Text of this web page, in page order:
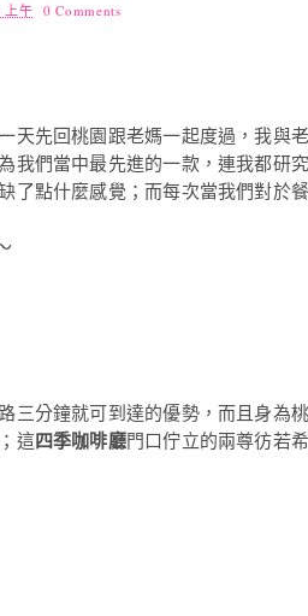
上午 0 Comments
天先回桃園跟老媽一起度過，我與
我們當中最先進的一款，連我都研
了點什麼感覺；而每次當我們對於
三分鐘就可到達的優勢，而且身為
這四季咖啡廳門口佇立的兩尊彷若